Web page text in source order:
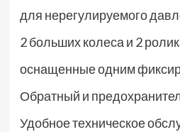
для нерегулируемого
2 больших колеса и 2
оснащенные одним
Обратный и
Удобное техническое